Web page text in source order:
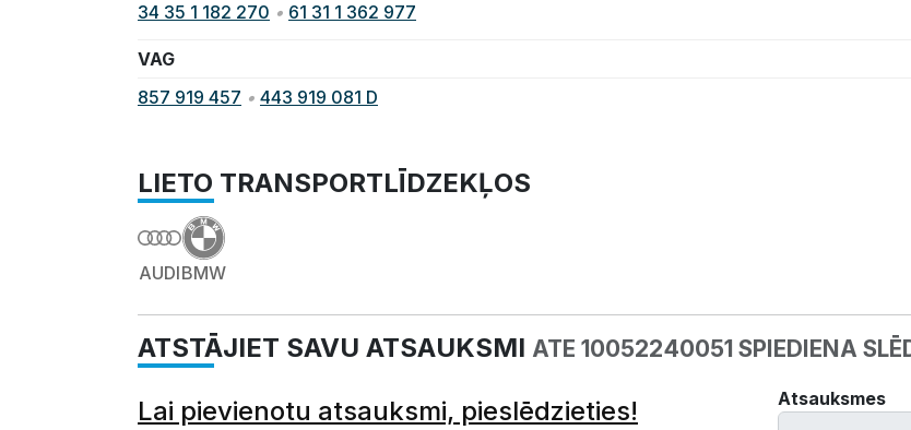
34 35 1 182 270 • 61 31 1 362 977
VAG
857 919 457 • 443 919 081 D
LIETO TRANSPORTLĪDZEKĻOS
AUDIBMW
ATSTĀJIET SAVU ATSAUKSMI ATE 10052240051 SPIEDIENA
Lai pievienotu atsauksmi, pieslēdzieties! Atsauksmes